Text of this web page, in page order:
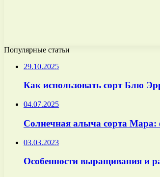
Популярные статьи
29.10.2025
Как использовать сорт Блю
04.07.2025
Солнечная алыча сорта Мара:
03.03.2023
Особенности выращивания и